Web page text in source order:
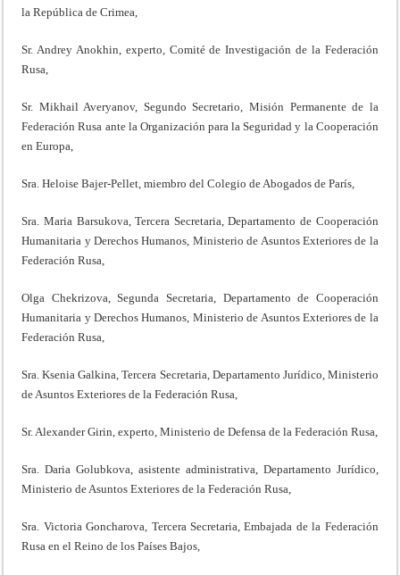
la República de Crimea,
Sr. Andrey Anokhin, experto, Comité de Investigación de la Federación
Rusa,
Sr. Mikhail Averyanov, Segundo Secretario, Misión Permanente de la
Federación Rusa ante la Organización para la Seguridad y la Cooperación
en Europa,
Sra. Heloise Bajer-Pellet, miembro del Colegio de Abogados de París,
Sra. Maria Barsukova, Tercera Secretaria, Departamento de Cooperación
Humanitaria y Derechos Humanos, Ministerio de Asuntos Exteriores de la
Federación Rusa,
Olga Chekrizova, Segunda Secretaria, Departamento de Cooperación
Humanitaria y Derechos Humanos, Ministerio de Asuntos Exteriores de la
Federación Rusa,
Sra. Ksenia Galkina, Tercera Secretaria, Departamento Jurídico, Ministerio
de Asuntos Exteriores de la Federación Rusa,
Sr. Alexander Girin, experto, Ministerio de Defensa de la Federación Rusa,
Sra. Daria Golubkova, asistente administrativa, Departamento Jurídico,
Ministerio de Asuntos Exteriores de la Federación Rusa,
Sra. Victoria Goncharova, Tercera Secretaria, Embajada de la Federación
Rusa en el Reino de los Países Bajos,